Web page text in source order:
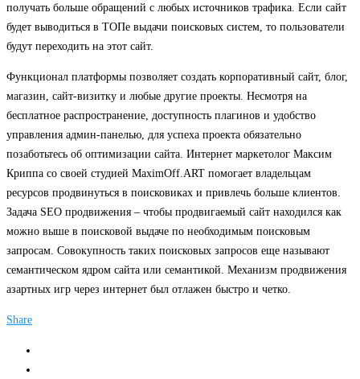
получать больше обращений с любых источников трафика. Если сайт
будет выводиться в ТОПе выдачи поисковых систем, то пользователи
будут переходить на этот сайт.
Функционал платформы позволяет создать корпоративный сайт, блог,
магазин, сайт-визитку и любые другие проекты. Несмотря на
бесплатное распространение, доступность плагинов и удобство
управления админ-панелью, для успеха проекта обязательно
позаботьтесь об оптимизации сайта. Интернет маркетолог Максим
Криппа со своей студией MaximOff.ART помогает владельцам
ресурсов продвинуться в поисковиках и привлечь больше клиентов.
Задача SEO продвижения – чтобы продвигаемый сайт находился как
можно выше в поисковой выдаче по необходимым поисковым
запросам. Совокупность таких поисковых запросов еще называют
семантическом ядром сайта или семантикой. Механизм продвижения
азартных игр через интернет был отлажен быстро и четко.
Share